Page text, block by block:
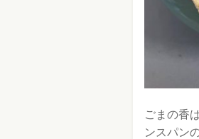
ごまの香
ンスパン